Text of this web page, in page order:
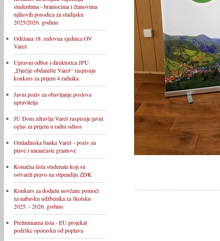
studentima - braniocima i članovima
njihovih porodica za studijsku
2025/2026. godinu
Održana 18. redovna sjednica OV
Vareš
Upravni odbor i direktorica JPU
„Dječije obdanište Vareš“ raspisuju
konkurs za prijem 4 radnika
Javni poziv za obavljanje poslova
upravitelja
JU Dom zdravlja Vareš raspisuje javni
oglas za prijem u radni odnos
Omladinska banka Vareš - poziv za
plave i narančaste grantove
Konačna lista studenata koji su
ostvarili pravo na stipendiju ZDK
Konkurs za dodjelu novčane pomoći
za nabavku udžbenika za školsku
2025. - 2026. godinu
Preliminarna lista - EU projekat
podrške oporavku od poplava